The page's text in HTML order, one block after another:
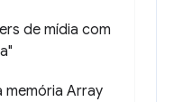
de mídia com
memória Array